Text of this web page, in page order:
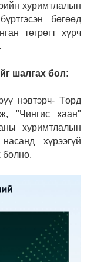
хуримтлалын
бөгөөд
төгрөгт хүрч
шалгах бол:
нэвтэрч- Төрд
"Чингис хаан"
хуримтлалын
хүрээгүй
болно.